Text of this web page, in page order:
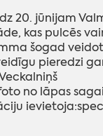
20. jūnijam
kas pulcēs
šogad
pieredzi
no lāpas